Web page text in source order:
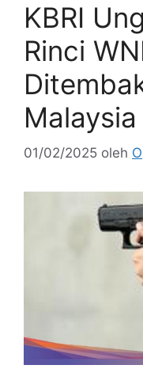
KBRI
Rinci
01/02/2025 oleh